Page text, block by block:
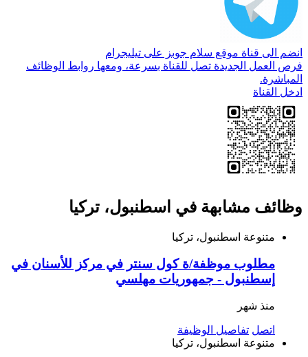
انضم الى قناة موقع سلام جوبز على تيليجرام
فرص العمل الجديدة تصل للقناة بسرعة، ومعها روابط الوظائف
المباشرة.
ادخل القناة
وظائف مشابهة في اسطنبول، تركيا
متنوعة اسطنبول، تركيا
مطلوب موظفة/ة كول سنتر في مركز للأسنان في
إسطنبول - جمهوريات مهلسي
منذ شهر
اتصل تفاصيل الوظيفة
متنوعة اسطنبول، تركيا